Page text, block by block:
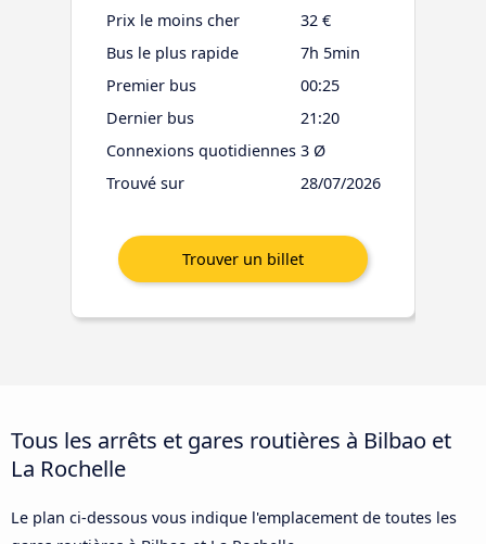
Prix le moins cher
32 €
Bus le plus rapide
7h 5min
Premier bus
00:25
Dernier bus
21:20
Connexions quotidiennes 3 Ø
Trouvé sur
28/07/2026
Tous les arrêts et gares routières à Bilbao et
La Rochelle
Le plan ci-dessous vous indique l'emplacement de toutes les